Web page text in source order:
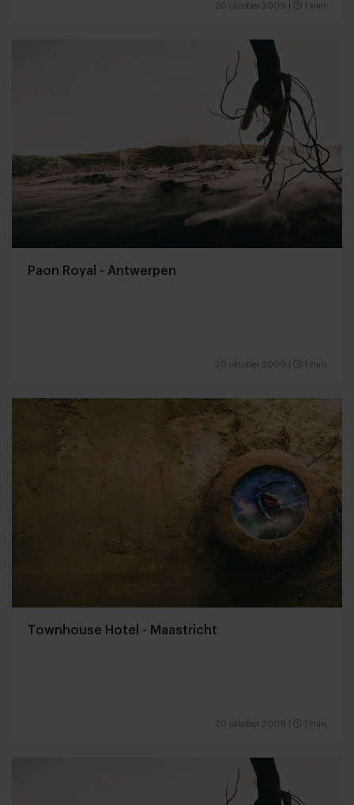
20 oktober 2009 1 min
Paon Royal - Antwerpen
20 oktober 2009 1 min
Townhouse Hotel - Maastricht
20 oktober 2009 1 min